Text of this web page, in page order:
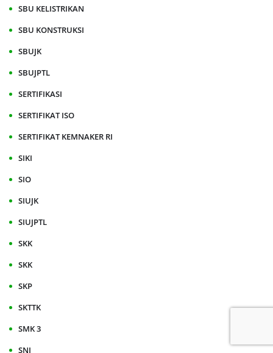
SBU KELISTRIKAN
SBU KONSTRUKSI
SBUJK
SBUJPTL
SERTIFIKASI
SERTIFIKAT ISO
SERTIFIKAT KEMNAKER RI
SIKI
SIO
SIUJK
SIUJPTL
SKK
SKK
SKP
SKTTK
SMK 3
SNI